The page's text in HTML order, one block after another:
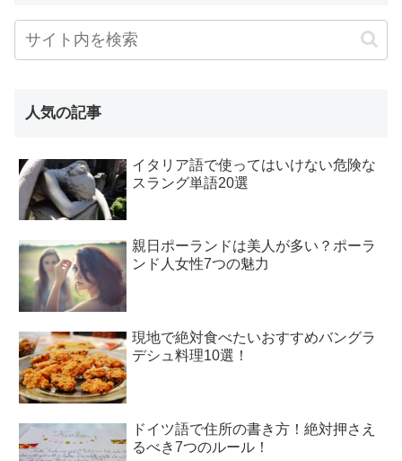
人気の記事
イタリア語で使ってはいけない危険な
スラング単語20選
親日ポーランドは美人が多い？ポーラ
ンド人女性7つの魅力
現地で絶対食べたいおすすめバングラ
デシュ料理10選！
ドイツ語で住所の書き方！絶対押さえ
るべき7つのルール！